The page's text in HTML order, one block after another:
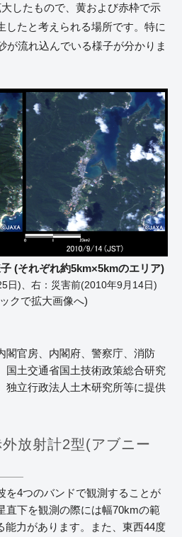
したもので、黄および赤枠で示
したと考えられる場所です。特に
が流れ込んでいる様子が分かりま
(それぞれ約5km×5kmのエリア)
日)、右：災害前(2010年9月14日)
クで拡大画像へ)
閣官房、内閣府、警察庁、消防
国土交通省国土技術政策総合研究
独立行政法人土木研究所等に提供
放射計2型(アブニー
を4つのバンドで観測することが
直下を観測の際には幅70kmの範
能力があります。また、東西44度